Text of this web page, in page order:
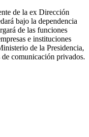
de la ex Dirección
bajo la dependencia
de las funciones
e instituciones
de la Presidencia,
comunicación privados.